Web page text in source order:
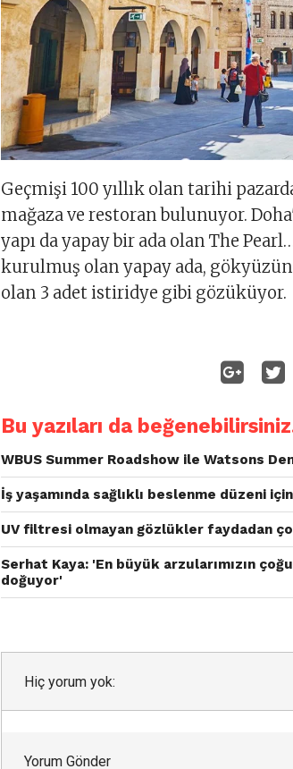
Geçmişi 100 yıllık olan tarihi
mağaza ve restoran bulunuyor.
yapı da yapay bir ada olan The
kurulmuş olan yapay ada,
olan 3 adet istiridye gibi gözüküyor.
Bu yazıları da
WBUS Summer Roadshow ile Watsons
İş yaşamında sağlıklı beslenme düzeni
UV filtresi olmayan gözlükler faydadan
Serhat Kaya: 'En büyük arzularımızın
doğuyor'
Hiç yorum yok:
Yorum Gönder